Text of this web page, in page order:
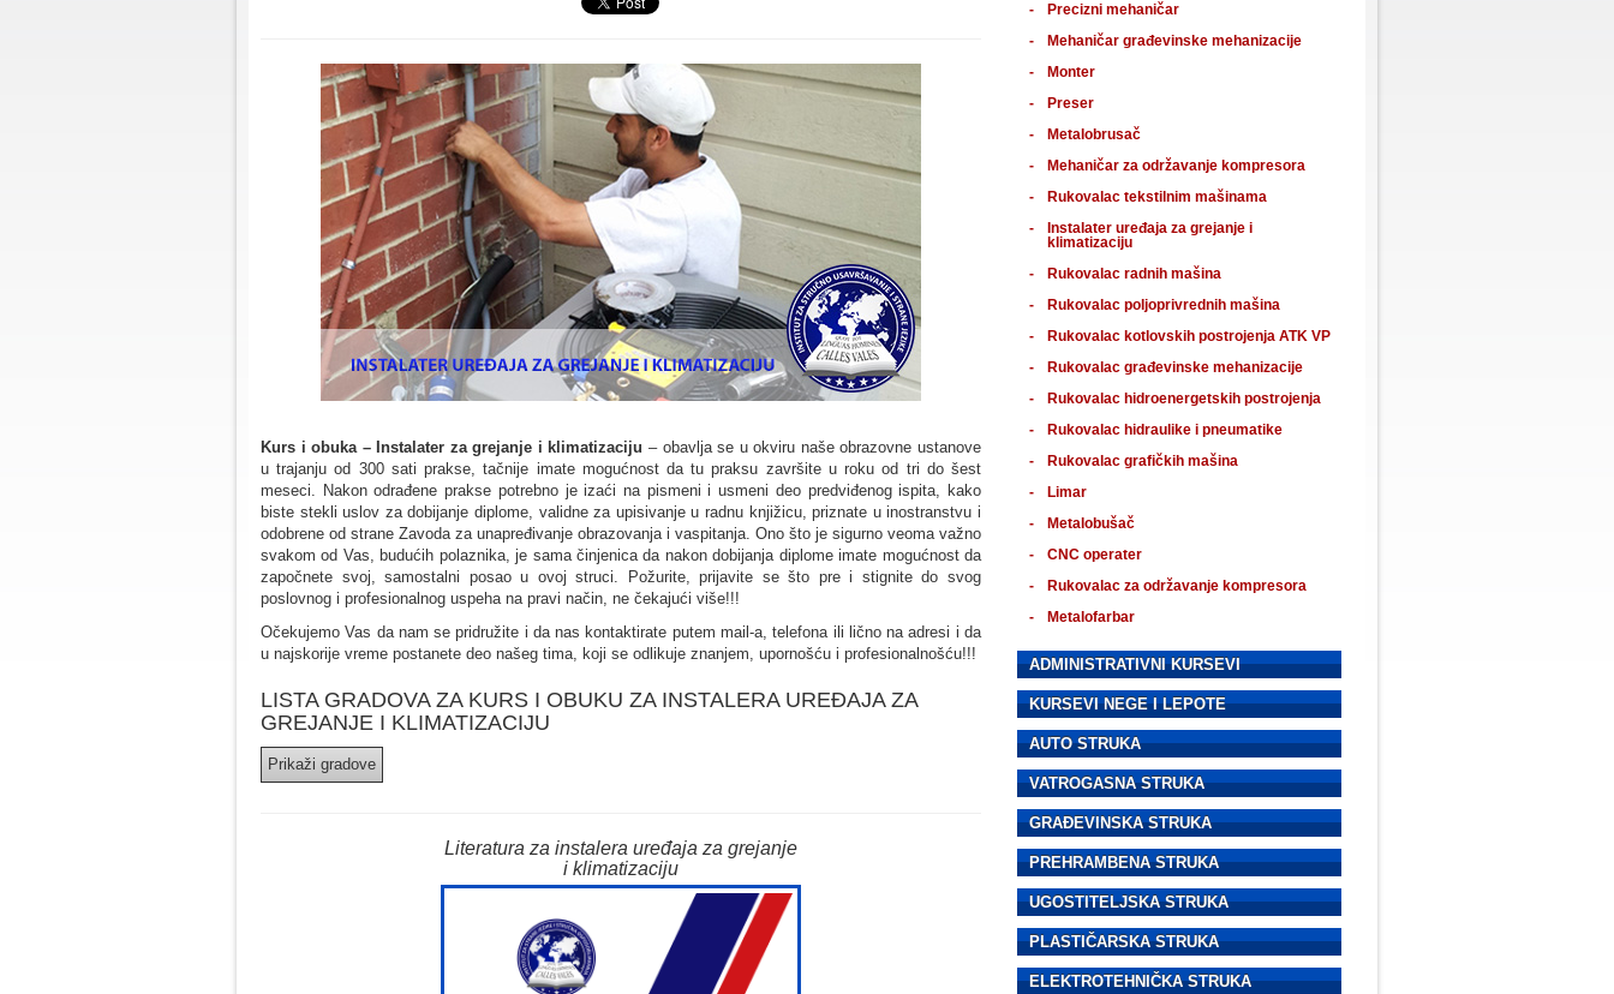
Kurs i obuka – Instalater za grejanje i klimatizaciju– obavlja se u okviru naše obrazovne ustanove
u trajanju od 300 sati prakse, tačnije imate mogućnost da tu praksu završite u roku od tri do šest
meseci. Nakon odrađene prakse potrebno je izaći na pismeni i usmeni deo predviđenog ispita, kako
biste stekli uslov za dobijanje diplome, validne za upisivanje u radnu knjižicu, priznate u inostranstvu i
odobrene od strane Zavoda za unapređivanje obrazovanja i vaspitanja. Ono što je sigurno veoma važno
svakom od Vas, budućih polaznika, je sama činjenica da nakon dobijanja diplome imate mogućnost da
započnete svoj, samostalni posao u ovoj struci. Požurite, prijavite se što pre i stignite do svog
poslovnog i profesionalnog uspeha na pravi način, ne čekajući više!!!
Očekujemo Vas da nam se pridružite i da nas kontaktirate putem mail-a, telefona ili lično na adresi i da
u najskorije vreme postanete deo našeg tima, koji se odlikuje znanjem, upornošću i profesionalnošću!!!
LISTA GRADOVA ZA KURS I OBUKU ZA INSTALERA UREĐAJA ZA
GREJANJE I KLIMATIZACIJU
Literatura za instalera uređaja za grejanje
i klimatizaciju
Precizni mehaničar
Mehaničar građevinske mehanizacije
Monter
Preser
Metalobrusač
Mehaničar za održavanje kompresora
Rukovalac tekstilnim mašinama
Instalater uređaja za grejanje i
klimatizaciju
Rukovalac radnih mašina
Rukovalac poljoprivrednih mašina
Rukovalac kotlovskih postrojenja ATK VP
Rukovalac građevinske mehanizacije
Rukovalac hidroenergetskih postrojenja
Rukovalac hidraulike i pneumatike
Rukovalac grafičkih mašina
Limar
Metalobušač
CNC operater
Rukovalac za održavanje kompresora
Metalofarbar
ADMINISTRATIVNI KURSEVI
KURSEVI NEGE I LEPOTE
AUTO STRUKA
VATROGASNA STRUKA
GRAĐEVINSKA STRUKA
PREHRAMBENA STRUKA
UGOSTITELJSKA STRUKA
PLASTIČARSKA STRUKA
ELEKTROTEHNIČKA STRUKA